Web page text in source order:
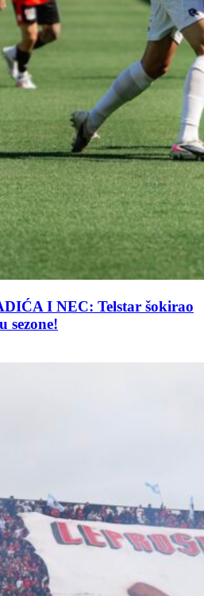
I NEC: Telstar šokirao
sezone!